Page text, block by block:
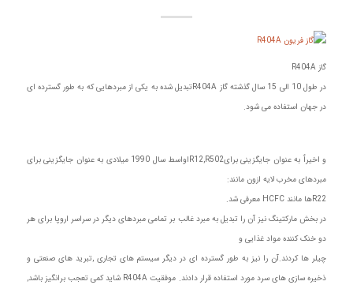
گاز R404A
در طول 10 الی 15 سال گذشته گاز R404Aتبدیل شده به یکی از مبردهایی که به طور گسترده ای
در جهان استفاده می شود.
و اخیراٌ به عنوان جایگزینی برایR12,R502اواسط سال 1990 میلادی به عنوان جایگزینی برای
مبردهای مخرب لایه ازون مانند:
R22ها مانند HCFC معرفی شد.
در بخش مارکتینگ نیز آن را تبدیل به مبرد غالب بر تمامی مبردهای دیگر در سراسر اروپا برای هر
دو خنک کننده مواد غذایی و
چیلر ها کردند.آن را نیز به طور گسترده ای در دیگر سیستم های تجاری ,تبرید های صنعتی و
ذخیره سازی های سرد مورد استفاده قرار دادند. موفقیت R404A شاید کمی تعجب برانگیز باشد,